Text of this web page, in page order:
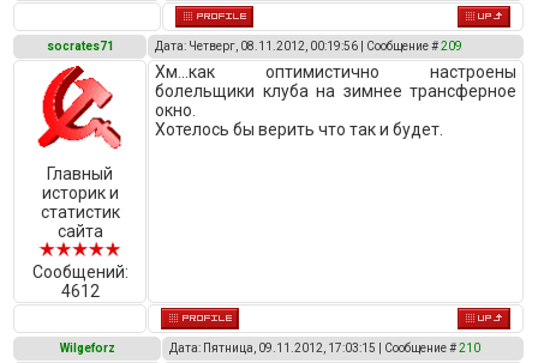
socrates71 Дата: Четверг, 08.11.2012, 00:19:56 | Сообщение #209
Главный
историк и
статистик
сайта
Сообщений:
4612
Хм...как оптимистично настроены
болельщики клуба на зимнее трансферное
окно.
Хотелось бы верить что так и будет.
Wilgeforz Дата: Пятница, 09.11.2012, 17:03:15 | Сообщение #210